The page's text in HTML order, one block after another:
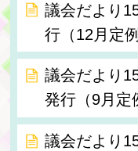
議会だより
行（12月定例
議会だより
発行（9月定
議会だより